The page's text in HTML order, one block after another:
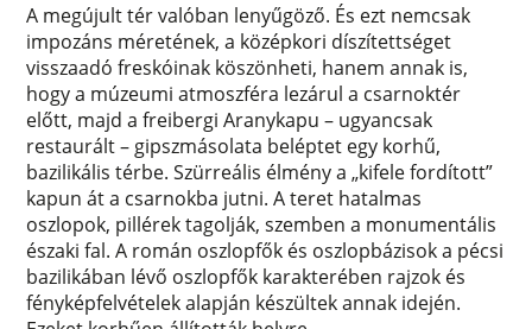
A megújult tér valóban lenyűgöző. És ezt nemcsak
impozáns méretének, a középkori díszítettséget
visszaadó freskóinak köszönheti, hanem annak is,
hogy a múzeumi atmoszféra lezárul a csarnoktér
előtt, majd a freibergi Aranykapu – ugyancsak
restaurált – gipszmásolata beléptet egy korhű,
bazilikális térbe. Szürreális élmény a „kifele fordított”
kapun át a csarnokba jutni. A teret hatalmas
oszlopok, pillérek tagolják, szemben a monumentális
északi fal. A román oszlopfők és oszlopbázisok a pécsi
bazilikában lévő oszlopfők karakterében rajzok és
fényképfelvételek alapján készültek annak idején.